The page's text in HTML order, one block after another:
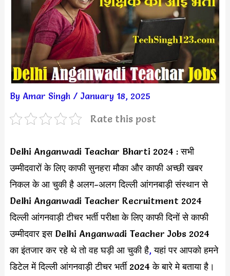
By Amar Singh / January 18, 2025
Rate this post
Delhi Anganwadi Teachar Bharti 2024 : सभी
उम्मीदवारों के लिए काफी सुनहरा मौका और काफी अच्छी खबर
निकल के आ चुकी है अलग-अलग दिल्ली आंगनबाड़ी संस्थान से
Delhi Anganwadi Teacher Recruitment 2024
दिल्ली आंगनवाड़ी टीचर भर्ती परीक्षा के लिए काफी दिनों से काफी
उम्मीदवार इस Delhi Anganwadi Teacher Jobs 2024
का इंतजार कर रहे थे तो वह घड़ी आ चुकी है,यहां पर आपको हमने
डिटेल में दिल्ली आंगनवाड़ी टीचर भर्ती 2024 के बारे मे बताया है।